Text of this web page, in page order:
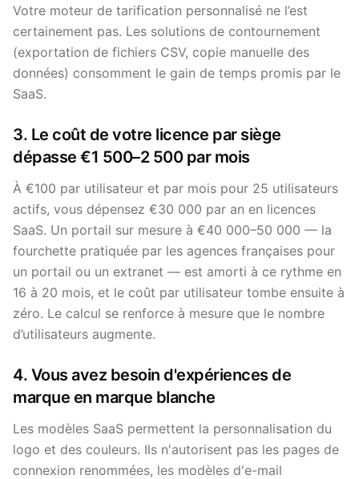
Votre moteur de tarification personnalisé ne l’est
certainement pas. Les solutions de contournement
(exportation de fichiers CSV, copie manuelle des
données) consomment le gain de temps promis par le
SaaS.
3. Le coût de votre licence par siège
dépasse €1 500–2 500 par mois
À €100 par utilisateur et par mois pour 25 utilisateurs
actifs, vous dépensez €30 000 par an en licences
SaaS. Un portail sur mesure à €40 000–50 000 — la
fourchette pratiquée par les agences françaises pour
un portail ou un extranet — est amorti à ce rythme en
16 à 20 mois, et le coût par utilisateur tombe ensuite à
zéro. Le calcul se renforce à mesure que le nombre
d’utilisateurs augmente.
4. Vous avez besoin d'expériences de
marque en marque blanche
Les modèles SaaS permettent la personnalisation du
logo et des couleurs. Ils n'autorisent pas les pages de
connexion renommées, les modèles d'e-mail